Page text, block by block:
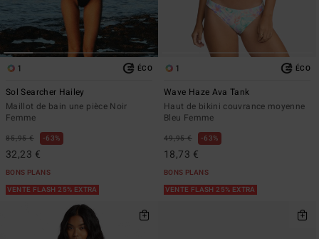
1 ÉCO
Sol Searcher Hailey
Maillot de bain une pièce Noir
Femme
85,95 € 63%
32,23 €
BONS PLANS
VENTE FLASH 25% EXTRA
1 ÉCO
Wave Haze Ava Tank
Haut de bikini couvrance moyenne
Bleu Femme
49,95 € 63%
18,73 €
BONS PLANS
VENTE FLASH 25% EXTRA